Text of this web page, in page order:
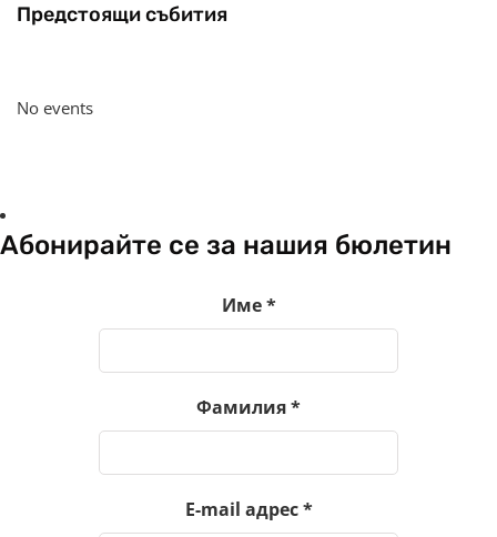
Предстоящи събития
No events
Абонирайте се за нашия бюлетин
Име*
Фамилия*
E-mail адрес*